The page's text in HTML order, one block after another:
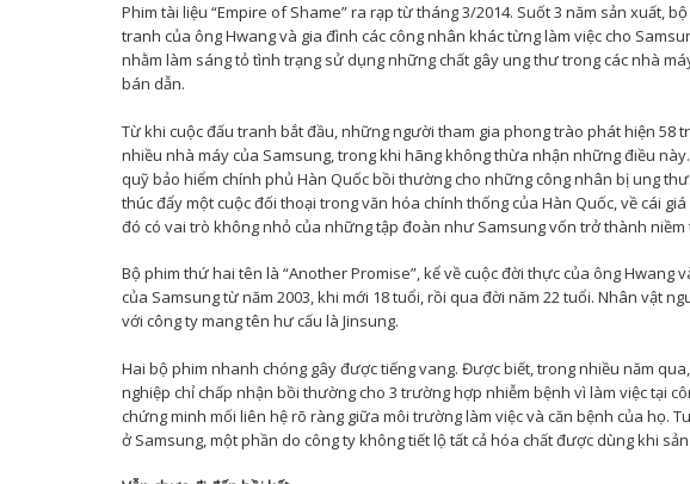
Phim tài liệu “Empire of Shame” ra rạp từ tháng 3/2014. Suốt 3 năm sản xuất,
tranh của ông Hwang và gia đình các công nhân khác từng làm việc cho
nhằm làm sáng tỏ tình trạng sử dụng những chất gây ung thư trong các nhà
bán dẫn.
Từ khi cuộc đấu tranh bắt đầu, những người tham gia phong trào phát hiện 58
nhiều nhà máy của Samsung, trong khi hãng không thừa nhận những điều
quỹ bảo hiểm chính phủ Hàn Quốc bồi thường cho những công nhân bị ung
thúc đẩy một cuộc đối thoại trong văn hóa chính thống của Hàn Quốc, về cái
đó có vai trò không nhỏ của những tập đoàn như Samsung vốn trở thành
Bộ phim thứ hai tên là “Another Promise”, kể về cuộc đời thực của ông Hwang
của Samsung từ năm 2003, khi mới 18 tuổi, rồi qua đời năm 22 tuổi. Nhân vật
với công ty mang tên hư cấu là Jinsung.
Hai bộ phim nhanh chóng gây được tiếng vang. Được biết, trong nhiều năm
nghiệp chỉ chấp nhận bồi thường cho 3 trường hợp nhiễm bệnh vì làm việc tại
chứng minh mối liên hệ rõ ràng giữa môi trường làm việc và căn bệnh của họ.
ở Samsung, một phần do công ty không tiết lộ tất cả hóa chất được dùng khi